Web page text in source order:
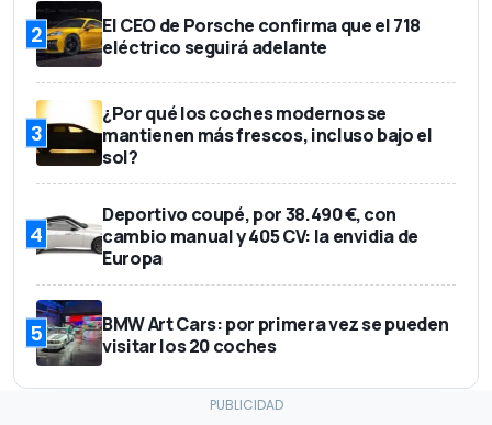
2
El CEO de Porsche confirma que el 718
eléctrico seguirá adelante
3
¿Por qué los coches modernos se
mantienen más frescos, incluso bajo el
sol?
4
Deportivo coupé, por 38.490 €, con
cambio manual y 405 CV: la envidia de
Europa
5
BMW Art Cars: por primera vez se pueden
visitar los 20 coches